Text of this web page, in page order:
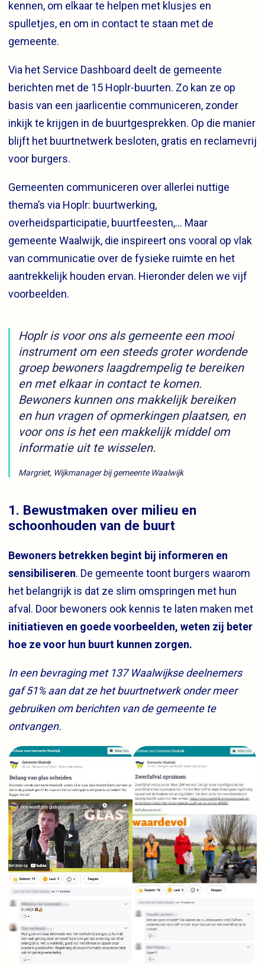
kennen, om elkaar te helpen met klusjes en
spulletjes, en om in contact te staan met de
gemeente.
Via het Service Dashboard deelt de gemeente
berichten met de 15 Hoplr-buurten. Zo kan ze op
basis van een jaarlicentie communiceren, zonder
inkijk te krijgen in de buurtgesprekken. Op die manier
blijft het buurtnetwerk besloten, gratis en reclamevrij
voor burgers.
Gemeenten communiceren over allerlei nuttige
thema’s via Hoplr: buurtwerking,
overheidsparticipatie, buurtfeesten,… Maar
gemeente Waalwijk, die inspireert ons vooral op vlak
van communicatie over de fysieke ruimte en het
aantrekkelijk houden ervan. Hieronder delen we vijf
voorbeelden.
Hoplr is voor ons als gemeente een mooi
instrument om een steeds groter wordende
groep bewoners laagdrempelig te bereiken
en met elkaar in contact te komen.
Bewoners kunnen ons makkelijk bereiken
en hun vragen of opmerkingen plaatsen, en
voor ons is het een makkelijk middel om
informatie uit te wisselen.
Margriet, Wijkmanager bij gemeente Waalwijk
1. Bewustmaken over milieu en
schoonhouden van de buurt
Bewoners betrekken begint bij informeren en
sensibiliseren. De gemeente toont burgers waarom
het belangrijk is dat ze slim omspringen met hun
afval. Door bewoners ook kennis te laten maken met
initiatieven en goede voorbeelden, weten zij beter
hoe ze voor hun buurt kunnen zorgen.
In een bevraging met 137 Waalwijkse deelnemers
gaf 51% aan dat ze het buurtnetwerk onder meer
gebruiken om berichten van de gemeente te
ontvangen.